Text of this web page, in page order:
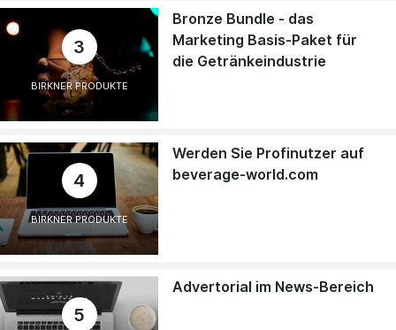
3
BIRKNER PRODUKTE
Bronze Bundle - das
Marketing Basis-Paket für
die Getränkeindustrie
4
BIRKNER PRODUKTE
Werden Sie Profinutzer auf
beverage-world.com
5
Advertorial im News-Bereich